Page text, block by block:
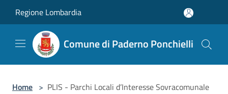
Regione Lombardia
Comune di Paderno Ponchielli
Home > PLIS - Parchi Locali d’Interesse Sovracomunale